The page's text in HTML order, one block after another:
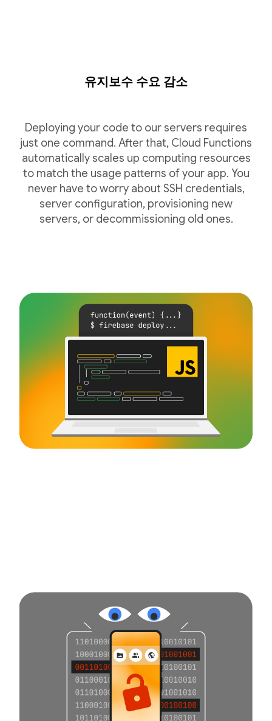
유지보수 수요 감소
Deploying your code to our servers requires
just one command. After that, Cloud Functions
automatically scales up computing resources
to match the usage patterns of your app. You
never have to worry about SSH credentials,
server configuration, provisioning new
servers, or decommissioning old ones.